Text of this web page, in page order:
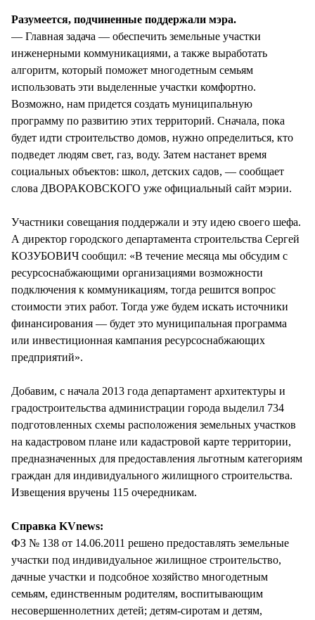
Разумеется, подчиненные поддержали мэра.
— Главная задача — обеспечить земельные участки
инженерными коммуникациями, а также выработать
алгоритм, который поможет многодетным семьям
использовать эти выделенные участки комфортно.
Возможно, нам придется создать муниципальную
программу по развитию этих территорий. Сначала, пока
будет идти строительство домов, нужно определиться, кто
подведет людям свет, газ, воду. Затем настанет время
социальных объектов: школ, детских садов, — сообщает
слова ДВОРАКОВСКОГО уже официальный сайт мэрии.
Участники совещания поддержали и эту идею своего шефа.
А директор городского департамента строительства Сергей
КОЗУБОВИЧ сообщил: «В течение месяца мы обсудим с
ресурсоснабжающими организациями возможности
подключения к коммуникациям, тогда решится вопрос
стоимости этих работ. Тогда уже будем искать источники
финансирования — будет это муниципальная программа
или инвестиционная кампания ресурсоснабжающих
предприятий».
Добавим, с начала 2013 года департамент архитектуры и
градостроительства администрации города выделил 734
подготовленных схемы расположения земельных участков
на кадастровом плане или кадастровой карте территории,
предназначенных для предоставления льготным категориям
граждан для индивидуального жилищного строительства.
Извещения вручены 115 очередникам.
Справка KVnews:
ФЗ № 138 от 14.06.2011 решено предоставлять земельные
участки под индивидуальное жилищное строительство,
дачные участки и подсобное хозяйство многодетным
семьям, единственным родителям, воспитывающим
несовершеннолетних детей; детям-сиротам и детям,